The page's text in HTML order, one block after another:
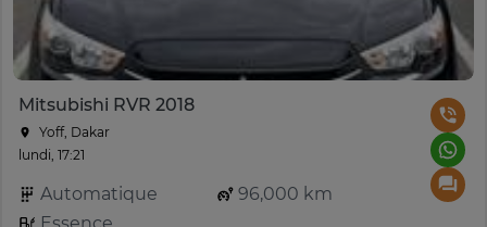
Mitsubishi RVR 2018
Yoff, Dakar
lundi, 17:21
Automatique
96,000 km